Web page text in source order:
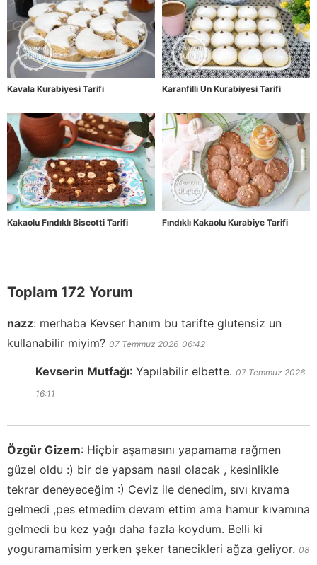
Kavala Kurabiyesi Tarifi Karanfilli Un Kurabiyesi Tarifi
Kakaolu Fındıklı Biscotti Tarifi Fındıklı Kakaolu Kurabiye Tarifi
Toplam 172 Yorum
nazz: merhaba Kevser hanım bu tarifte glutensiz un
kullanabilir miyim? 07 Temmuz 2026 06:42
Kevserin Mutfağı: Yapılabilir elbette. 07 Temmuz 2026
16:11
Özgür Gizem: Hiçbir aşamasını yapamama rağmen
güzel oldu :) bir de yapsam nasıl olacak , kesinlikle
tekrar deneyeceğim :) Ceviz ile denedim, sıvı kıvama
gelmedi ,pes etmedim devam ettim ama hamur kıvamına
gelmedi bu kez yağı daha fazla koydum. Belli ki
yoguramamisim yerken şeker tanecikleri ağza geliyor. 08